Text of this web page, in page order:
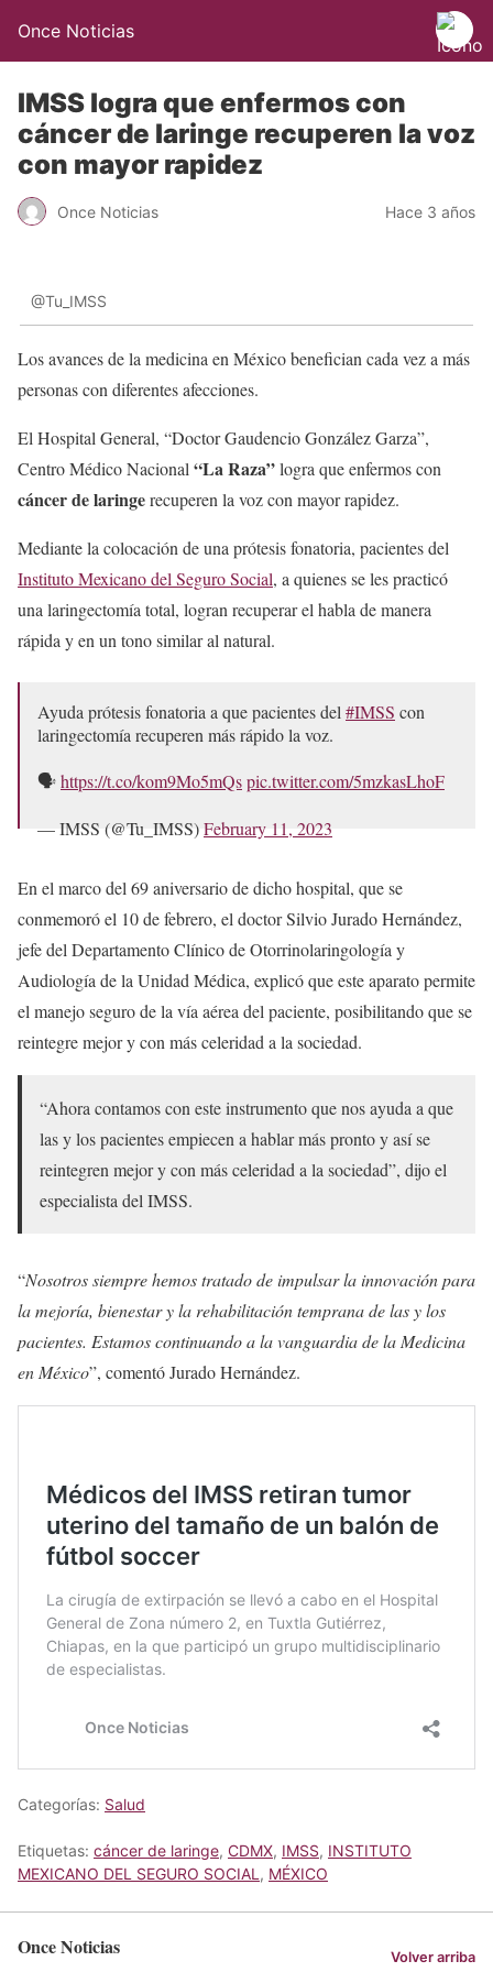
Once Noticias
IMSS logra que enfermos con
cáncer de laringe recuperen la voz
con mayor rapidez
Once Noticias Hace 3 años
@Tu_IMSS
Los avances de la medicina en México benefician cada vez a más
personas con diferentes afecciones.
El Hospital General, “Doctor Gaudencio González Garza”,
Centro Médico Nacional “La Raza”logra que enfermos con
cáncer de laringerecuperen la voz con mayor rapidez.
Mediante la colocación de una prótesis fonatoria, pacientes del
Instituto Mexicano del Seguro Social, a quienes se les practicó
una laringectomía total, logran recuperar el habla de manera
rápida y en un tono similar al natural.
Ayuda prótesis fonatoria a que pacientes del #IMSS con
laringectomía recuperen más rápido la voz.
🗣️https://t.co/kom9Mo5mQspic.twitter.com/5mzkasLhoF
— IMSS (@Tu_IMSS)February 11, 2023
En el marco del 69 aniversario de dicho hospital, que se
conmemoró el 10 de febrero, el doctor Silvio Jurado Hernández,
jefe del Departamento Clínico de Otorrinolaringología y
Audiología de la Unidad Médica, explicó que este aparato permite
el manejo seguro de la vía aérea del paciente, posibilitando que se
reintegre mejor y con más celeridad a la sociedad.
“Ahora contamos con este instrumento que nos ayuda a que
las y los pacientes empiecen a hablar más pronto y así se
reintegren mejor y con más celeridad a la sociedad”, dijo el
especialista del IMSS.
“Nosotros siempre hemos tratado de impulsar la innovación para
la mejoría, bienestar y la rehabilitación temprana de las y los
pacientes. Estamos continuando a la vanguardia de la Medicina
en México”, comentó Jurado Hernández.
Categorías: Salud
Etiquetas: cáncer de laringe, CDMX, IMSS, INSTITUTO
MEXICANO DEL SEGURO SOCIAL , MÉXICO
Once Noticias Volver arriba